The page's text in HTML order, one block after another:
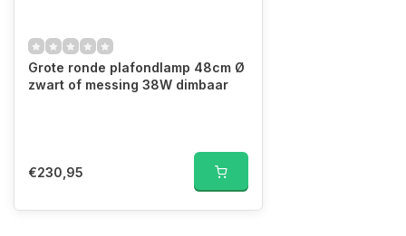
Grote ronde plafondlamp 48cm Ø
zwart of messing 38W dimbaar
€230,95